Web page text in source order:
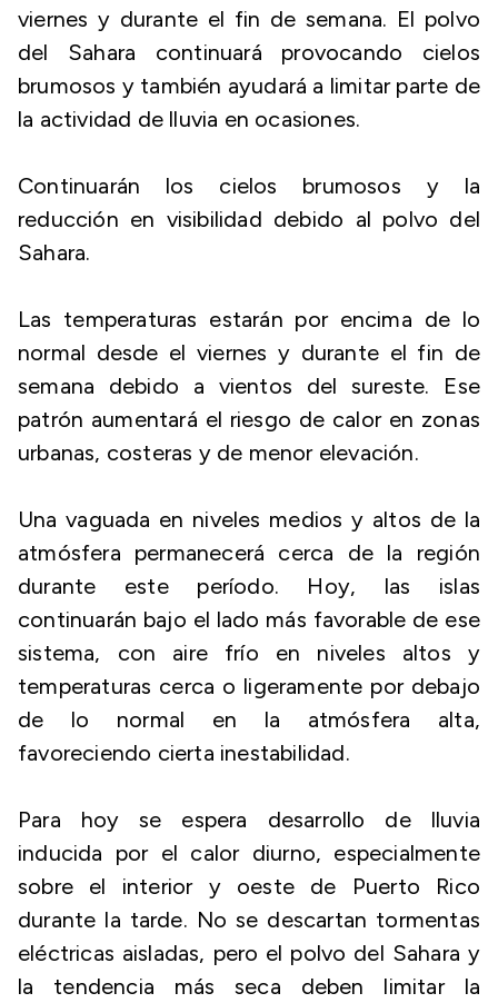
viernes y durante el fin de semana. El polvo
del Sahara continuará provocando cielos
brumosos y también ayudará a limitar parte de
la actividad de lluvia en ocasiones.
Continuarán los cielos brumosos y la
reducción en visibilidad debido al polvo del
Sahara.
Las temperaturas estarán por encima de lo
normal desde el viernes y durante el fin de
semana debido a vientos del sureste. Ese
patrón aumentará el riesgo de calor en zonas
urbanas, costeras y de menor elevación.
Una vaguada en niveles medios y altos de la
atmósfera permanecerá cerca de la región
durante este período. Hoy, las islas
continuarán bajo el lado más favorable de ese
sistema, con aire frío en niveles altos y
temperaturas cerca o ligeramente por debajo
de lo normal en la atmósfera alta,
favoreciendo cierta inestabilidad.
Para hoy se espera desarrollo de lluvia
inducida por el calor diurno, especialmente
sobre el interior y oeste de Puerto Rico
durante la tarde. No se descartan tormentas
eléctricas aisladas, pero el polvo del Sahara y
la tendencia más seca deben limitar la